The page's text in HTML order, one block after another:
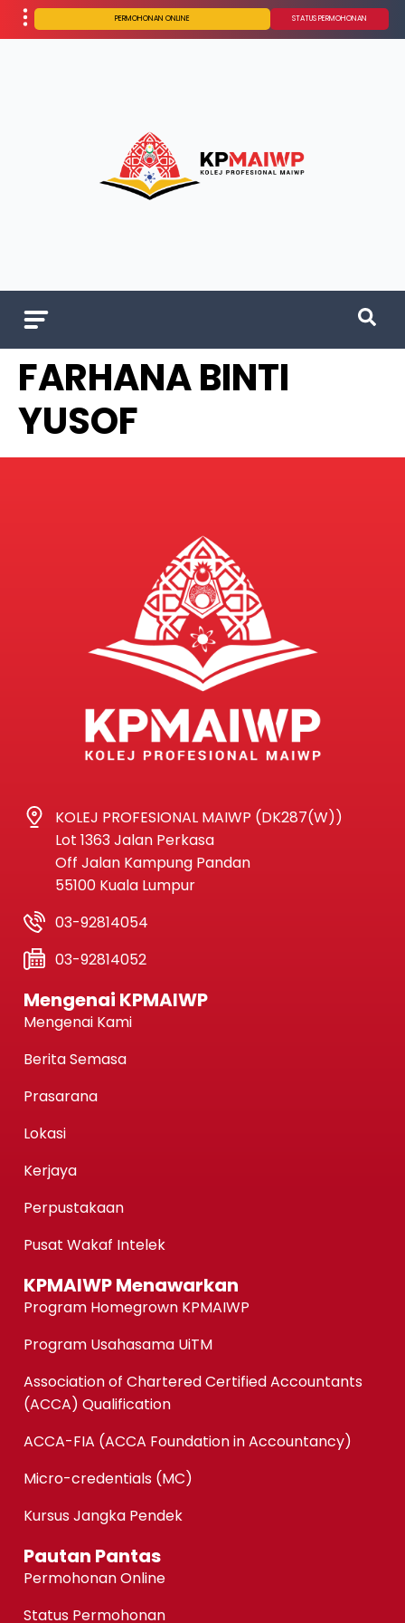
PERMOHONAN ONLINE STATUS PERMOHONAN
FARHANA BINTI
YUSOF
KOLEJ PROFESIONAL MAIWP (DK287(W))
Lot 1363 Jalan Perkasa
Off Jalan Kampung Pandan
55100 Kuala Lumpur
03-92814054
03-92814052
Mengenai KPMAIWP
Mengenai Kami
Berita Semasa
Prasarana
Lokasi
Kerjaya
Perpustakaan
Pusat Wakaf Intelek
KPMAIWP Menawarkan
Program Homegrown KPMAIWP
Program Usahasama UiTM
Association of Chartered Certified Accountants
(ACCA) Qualification
ACCA-FIA (ACCA Foundation in Accountancy)
Micro-credentials (MC)
Kursus Jangka Pendek
Pautan Pantas
Permohonan Online
Status Permohonan